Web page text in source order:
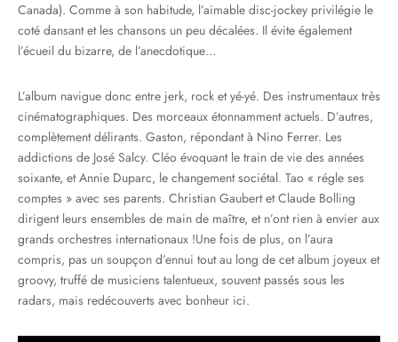
Canada). Comme à son habitude, l’aimable disc-jockey privilégie le
coté dansant et les chansons un peu décalées. Il évite également
l’écueil du bizarre, de l’anecdotique…
L’album navigue donc entre jerk, rock et yé-yé. Des instrumentaux très
cinématographiques. Des morceaux étonnamment actuels. D’autres,
complètement délirants. Gaston, répondant à Nino Ferrer. Les
addictions de José Salcy. Cléo évoquant le train de vie des années
soixante, et Annie Duparc, le changement sociétal. Tao « régle ses
comptes » avec ses parents. Christian Gaubert et Claude Bolling
dirigent leurs ensembles de main de maître, et n’ont rien à envier aux
grands orchestres internationaux !Une fois de plus, on l’aura
compris, pas un soupçon d’ennui tout au long de cet album joyeux et
groovy, truffé de musiciens talentueux, souvent passés sous les
radars, mais redécouverts avec bonheur ici.